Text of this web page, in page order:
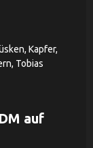
, Kapfer,
, Tobias
auf